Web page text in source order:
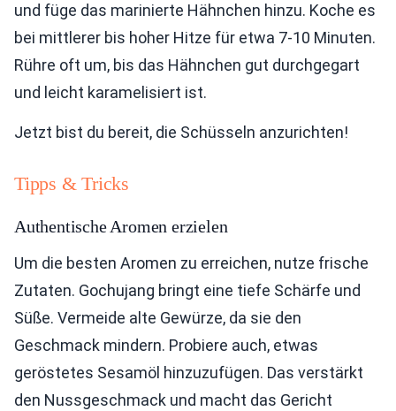
und füge das marinierte Hähnchen hinzu. Koche es
bei mittlerer bis hoher Hitze für etwa 7-10 Minuten.
Rühre oft um, bis das Hähnchen gut durchgegart
und leicht karamelisiert ist.
Jetzt bist du bereit, die Schüsseln anzurichten!
Tipps & Tricks
Authentische Aromen erzielen
Um die besten Aromen zu erreichen, nutze frische
Zutaten. Gochujang bringt eine tiefe Schärfe und
Süße. Vermeide alte Gewürze, da sie den
Geschmack mindern. Probiere auch, etwas
geröstetes Sesamöl hinzuzufügen. Das verstärkt
den Nussgeschmack und macht das Gericht